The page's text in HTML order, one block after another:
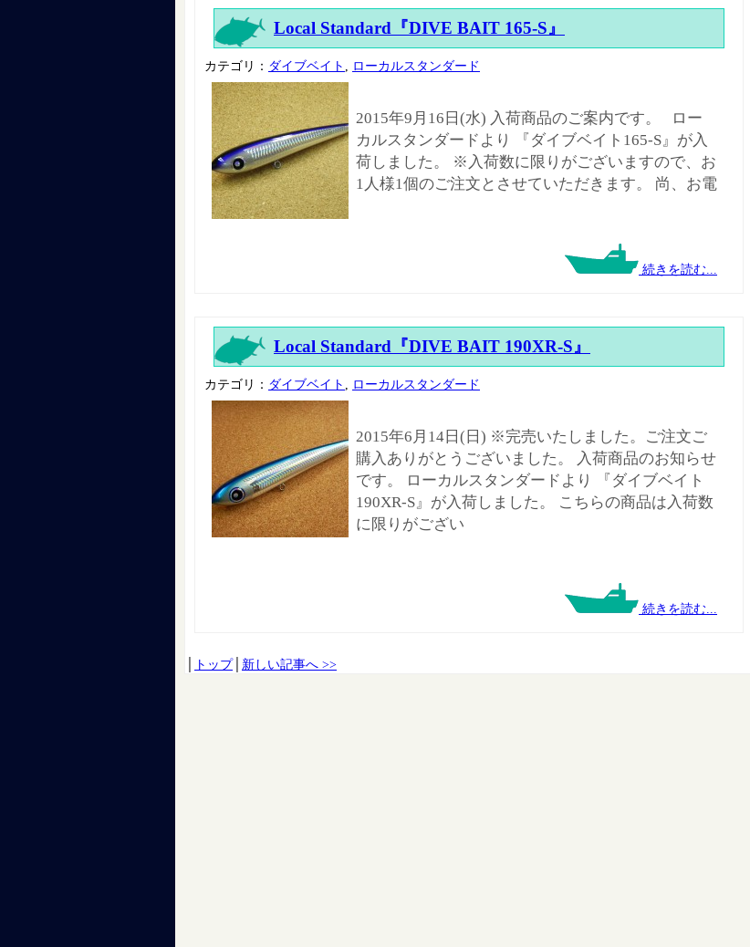
Local Standard『DIVE BAIT 165-S』
カテゴリ： ダイブベイト ローカルスタンダード
2015年9月16日(水) 入荷商品のご案内です。 ロー
カルスタンダードより 『ダイブベイト165-S』が入
荷しました。 ※入荷数に限りがございますので、お
1人様1個のご注文とさせていただきます。 尚、お電
続きを読む...
Local Standard『DIVE BAIT 190XR-S』
カテゴリ： ダイブベイト ローカルスタンダード
2015年6月14日(日) ※完売いたしました。ご注文ご
購入ありがとうございました。 入荷商品のお知らせ
です。 ローカルスタンダードより 『ダイブベイト
190XR-S』が入荷しました。 こちらの商品は入荷数
に限りがござい
続きを読む...
トップ│ 新しい記事へ >>